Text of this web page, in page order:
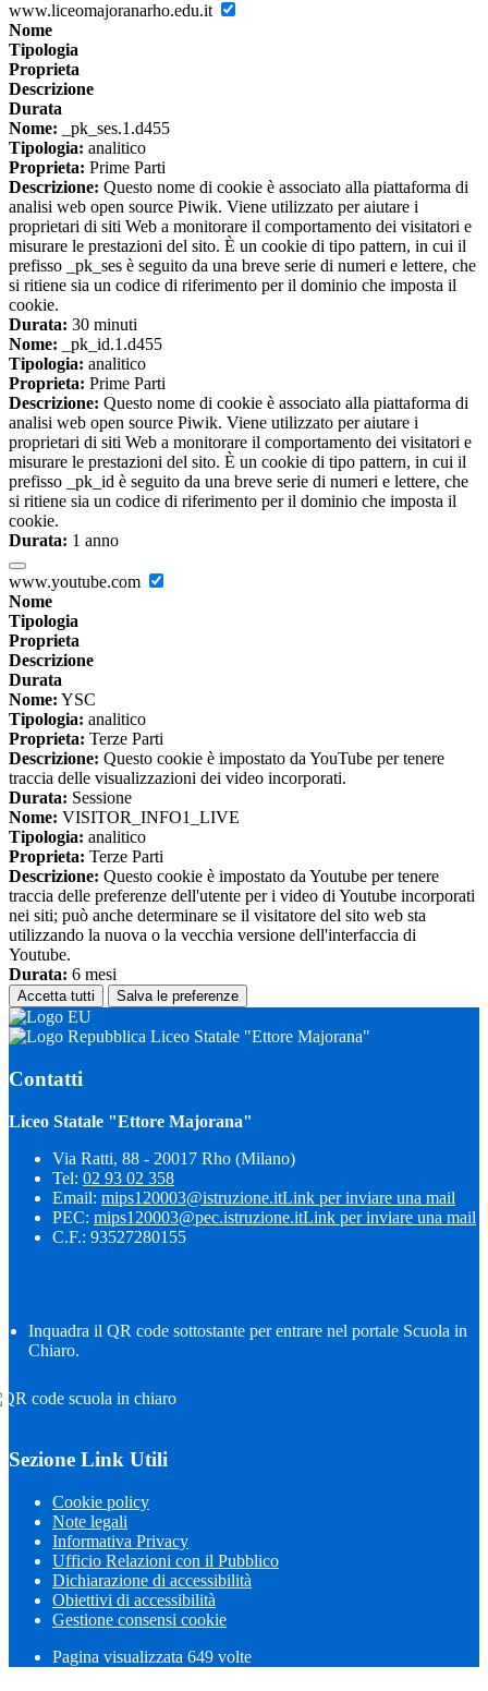
www.liceomajoranarho.edu.it
Nome
Tipologia
Proprieta
Descrizione
Durata
Nome: _pk_ses.1.d455
Tipologia: analitico
Proprieta: Prime Parti
Descrizione: Questo nome di cookie è associato alla piattaforma di
analisi web open source Piwik. Viene utilizzato per aiutare i
proprietari di siti Web a monitorare il comportamento dei visitatori e
misurare le prestazioni del sito. È un cookie di tipo pattern, in cui il
prefisso _pk_ses è seguito da una breve serie di numeri e lettere, che
si ritiene sia un codice di riferimento per il dominio che imposta il
cookie.
Durata: 30 minuti
Nome: _pk_id.1.d455
Tipologia: analitico
Proprieta: Prime Parti
Descrizione: Questo nome di cookie è associato alla piattaforma di
analisi web open source Piwik. Viene utilizzato per aiutare i
proprietari di siti Web a monitorare il comportamento dei visitatori e
misurare le prestazioni del sito. È un cookie di tipo pattern, in cui il
prefisso _pk_id è seguito da una breve serie di numeri e lettere, che
si ritiene sia un codice di riferimento per il dominio che imposta il
cookie.
Durata: 1 anno
www.youtube.com
Nome
Tipologia
Proprieta
Descrizione
Durata
Nome: YSC
Tipologia: analitico
Proprieta: Terze Parti
Descrizione: Questo cookie è impostato da YouTube per tenere
traccia delle visualizzazioni dei video incorporati.
Durata: Sessione
Nome: VISITOR_INFO1_LIVE
Tipologia: analitico
Proprieta: Terze Parti
Descrizione: Questo cookie è impostato da Youtube per tenere
traccia delle preferenze dell'utente per i video di Youtube incorporati
nei siti; può anche determinare se il visitatore del sito web sta
utilizzando la nuova o la vecchia versione dell'interfaccia di
Youtube.
Durata: 6 mesi
Accetta tutti Salva le preferenze
Liceo Statale "Ettore Majorana"
Contatti
Liceo Statale "Ettore Majorana"
Via Ratti, 88 - 20017 Rho (Milano)
Tel: 02 93 02 358
Email: mips120003@istruzione.itLink per inviare una mail
PEC: mips120003@pec.istruzione.itLink per inviare una mail
C.F.: 93527280155
Inquadra il QR code sottostante per entrare nel portale Scuola in
Chiaro.
Sezione Link Utili
Cookie policy
Note legali
Informativa Privacy
Ufficio Relazioni con il Pubblico
Dichiarazione di accessibilità
Obiettivi di accessibilità
Gestione consensi cookie
Pagina visualizzata 649 volte